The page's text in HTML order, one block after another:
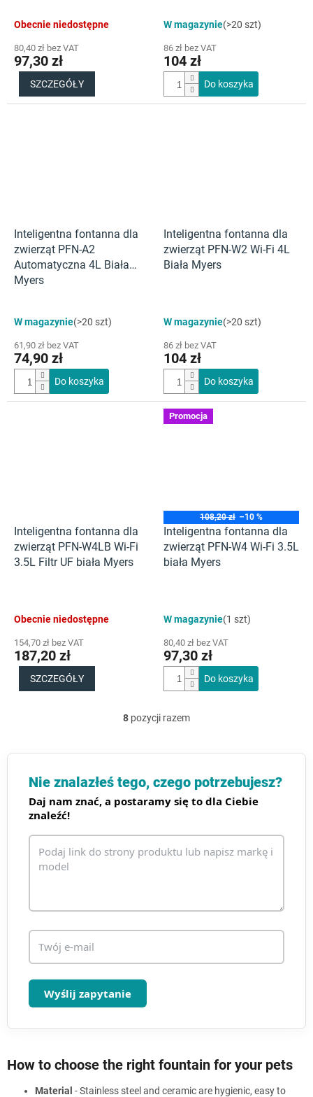
Obecnie niedostępne
80,40 zł bez VAT
97,30 zł
SZCZEGÓŁY
W magazynie(>20 szt)
86 zł bez VAT
104 zł
Do koszyka
Inteligentna fontanna dla
zwierząt PFN-A2
Automatyczna 4L Biała
Myers
W magazynie(>20 szt)
61,90 zł bez VAT
74,90 zł
Do koszyka
Inteligentna fontanna dla
zwierząt PFN-W2 Wi-Fi 4L
Biała Myers
W magazynie(>20 szt)
86 zł bez VAT
104 zł
Do koszyka
Inteligentna fontanna dla
zwierząt PFN-W4LB Wi-Fi
3.5L Filtr UF biała Myers
Obecnie niedostępne
154,70 zł bez VAT
187,20 zł
SZCZEGÓŁY
Promocja
108,20 zł –10 %
Inteligentna fontanna dla
zwierząt PFN-W4 Wi-Fi 3.5L
biała Myers
W magazynie(1 szt)
80,40 zł bez VAT
97,30 zł
Do koszyka
K
n
r
o
l
i
8 pozycji razem
Nie znalazłeś tego, czego potrzebujesz?
Daj nam znać, a postaramy się to dla Ciebie
znaleźć!
Wyślij zapytanie
How to choose the right fountain for your pets
Material - Stainless steel and ceramic are hygienic, easy to